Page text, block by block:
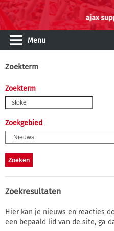
Menu
Zoekterm
Zoekterm
Zoekgebied
Zoekresultaten
Hier kan je nieuws en reacties
een bepaald lid van de site, ga